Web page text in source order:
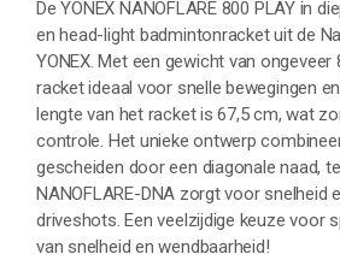
De YONEX NANOFLARE 800 PLAY in
en head-light badmintonracket uit de
YONEX. Met een gewicht van ongeveer
racket ideaal voor snelle bewegingen
lengte van het racket is 67,5 cm, wat
controle. Het unieke ontwerp
gescheiden door een diagonale naad,
NANOFLARE-DNA zorgt voor snelheid
driveshots. Een veelzijdige keuze voor
van snelheid en wendbaarheid!